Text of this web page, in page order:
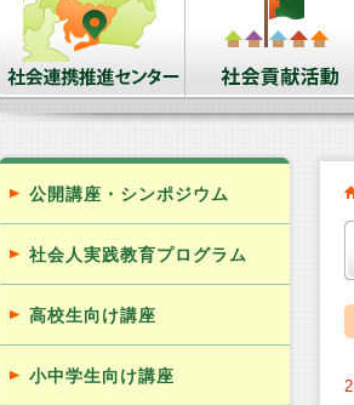
公開講座・シンポジウム
社会人実践教育プログラム
高校生向け講座
小中学生向け講座